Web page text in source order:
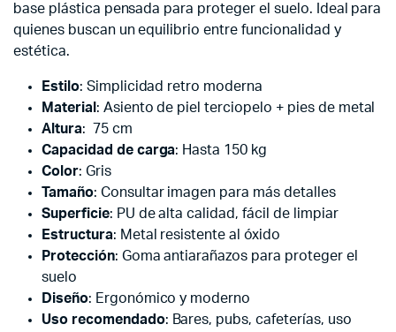
base plástica pensada para proteger el suelo. Ideal para
quienes buscan un equilibrio entre funcionalidad y
estética.
Estilo: Simplicidad retro moderna
Material : Asiento de piel terciopelo + pies de metal
Altura: 75 cm
Capacidad de carga: Hasta 150 kg
Color: Gris
Tamaño: Consultar imagen para más detalles
Superficie: PU de alta calidad, fácil de limpiar
Estructura: Metal resistente al óxido
Protección: Goma antiarañazos para proteger el
suelo
Diseño: Ergonómico y moderno
Uso recomendado: Bares, pubs, cafeterías, uso